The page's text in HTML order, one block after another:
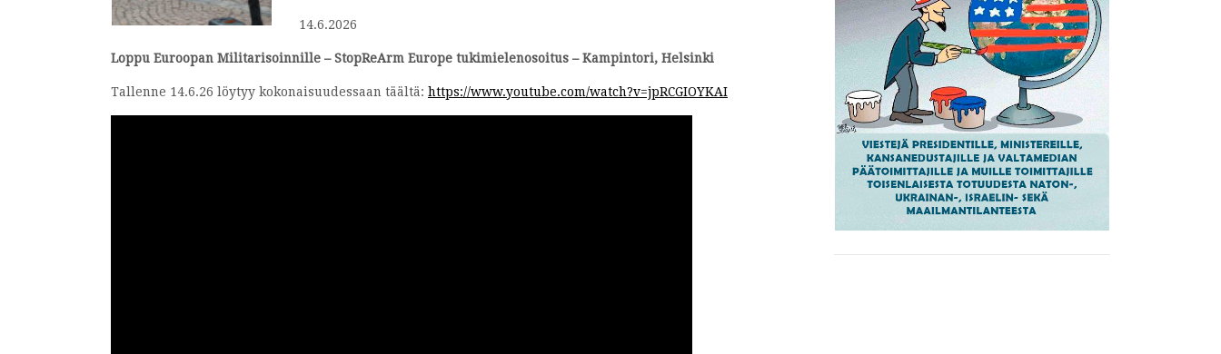
14.6.2026
Loppu Euroopan Militarisoinnille – StopReArm Europe tukimielenosoitus – Kampintori, Helsinki
Tallenne 14.6.26 löytyy kokonaisuudessaan täältä: https://www.youtube.com/watch?v=jpRCGIOYKAI